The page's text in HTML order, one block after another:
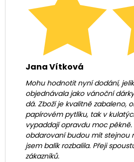
Jana Vítková
Mohu hodnotit nyní dodání,
objednávala jako vánoční
dá. Zboží je kvalitně zabaleno,
papírovém pytlíku, tak v
vypaddají opravdu moc pěkně.
obdarovaní budou mít stejnou
jsem balík rozbalila. Přeji
zákazníků.